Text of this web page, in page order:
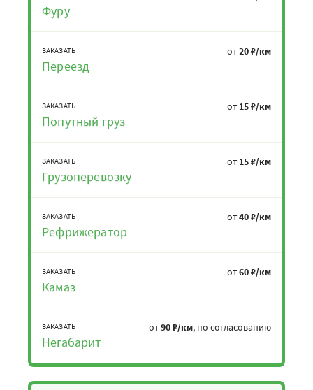
Фуру
ЗАКАЗАТЬ
Переезд
от20 ₽/км
ЗАКАЗАТЬ
Попутный груз
от 15 ₽/км
ЗАКАЗАТЬ
Грузоперевозку
от 15 ₽/км
ЗАКАЗАТЬ
Рефрижератор
от40 ₽/км
ЗАКАЗАТЬ
Камаз
от60 ₽/км
ЗАКАЗАТЬ
Негабарит
от90 ₽/км, по согласованию